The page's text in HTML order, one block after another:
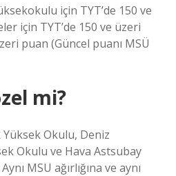
için TYT’de 150 ve
için TYT’de 150 ve üzeri
puan (Güncel puanı MSÜ
mi?
Okulu, Deniz
Okulu ve Hava Astsubay
MSU ağırlığına ve aynı